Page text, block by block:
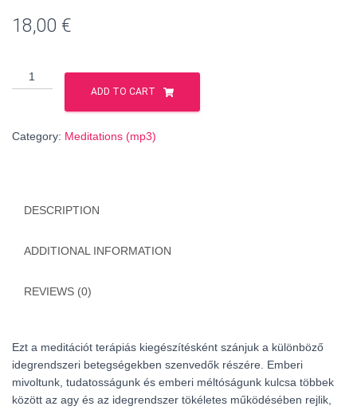
18,00 €
Healing
the
by
Meditation
Mental
ADD TO CART
Category: Meditations (mp3)
DESCRIPTION
ADDITIONAL INFORMATION
REVIEWS (0)
Ezt a meditációt terápiás kiegészítésként szánjuk a különböző
idegrendszeri betegségekben szenvedők részére. Emberi
mivoltunk, tudatosságunk és emberi méltóságunk kulcsa többek
között az agy és az idegrendszer tökéletes működésében rejlik,